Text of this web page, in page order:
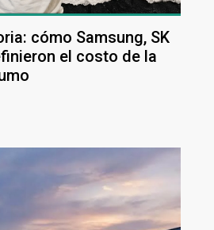
cómo Samsung, SK
el costo de la